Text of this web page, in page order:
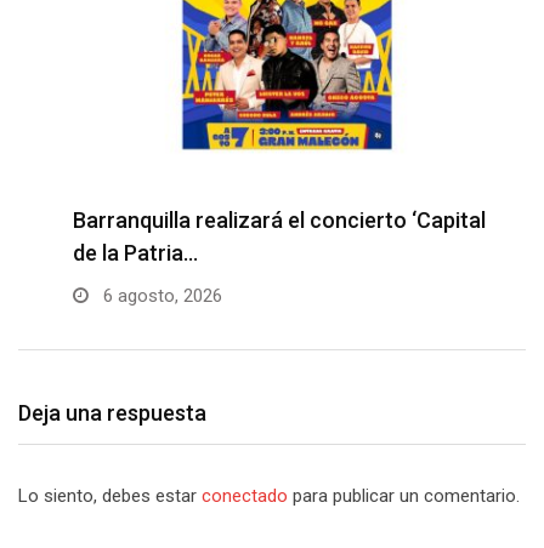
Barranquilla realizará el concierto ‘Capital
de la Patria…
6 agosto, 2026
Deja una respuesta
Lo siento, debes estar conectado para publicar un comentario.